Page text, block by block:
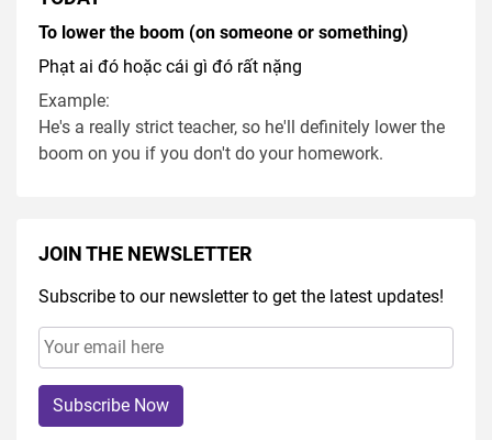
To lower the boom (on someone or something)
Phạt ai đó hoặc cái gì đó rất nặng
Example:
He's a really strict teacher, so he'll definitely lower the
boom on you if you don't do your homework.
JOIN THE NEWSLETTER
Subscribe to our newsletter to get the latest updates!
Subscribe Now